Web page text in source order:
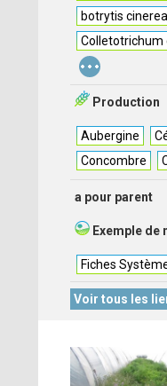
botrytis cinerea
Colletotrichum
...
Production
Aubergine
Concombre
a pour parent
Exemple de
Fiches
Voir tous les